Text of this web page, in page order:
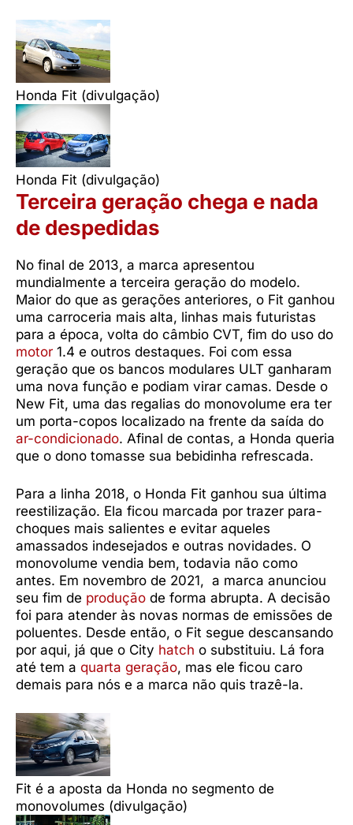
Honda Fit (divulgação)
Honda Fit (divulgação)
Terceira geração chega e nada
de despedidas
No final de 2013, a marca apresentou
mundialmente a terceira geração do modelo.
Maior do que as gerações anteriores, o Fit ganhou
uma carroceria mais alta, linhas mais futuristas
para a época, volta do câmbio CVT, fim do uso do
motor 1.4 e outros destaques. Foi com essa
geração que os bancos modulares ULT ganharam
uma nova função e podiam virar camas. Desde o
New Fit, uma das regalias do monovolume era ter
um porta-copos localizado na frente da saída do
ar-condicionado. Afinal de contas, a Honda queria
que o dono tomasse sua bebidinha refrescada.
Para a linha 2018, o Honda Fit ganhou sua última
reestilização. Ela ficou marcada por trazer para-
choques mais salientes e evitar aqueles
amassados indesejados e outras novidades. O
monovolume vendia bem, todavia não como
antes. Em novembro de 2021, a marca anunciou
seu fim de produção de forma abrupta. A decisão
foi para atender às novas normas de emissões de
poluentes. Desde então, o Fit segue descansando
por aqui, já que o City hatch o substituiu. Lá fora
até tem a quarta geração, mas ele ficou caro
demais para nós e a marca não quis trazê-la.
Fit é a aposta da Honda no segmento de
monovolumes (divulgação)